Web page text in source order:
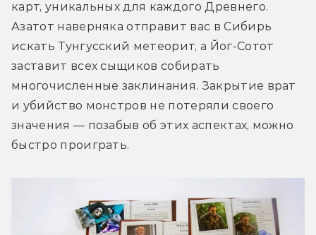
карт, уникальных для каждого Древнего.
Азатот наверняка отправит вас в Сибирь
искать Тунгусский метеорит, а Йог-Сотот
заставит всех сыщиков собирать
многочисленные заклинания. Закрытие врат
и убийство монстров не потеряли своего
значения — позабыв об этих аспектах, можно
быстро проиграть.